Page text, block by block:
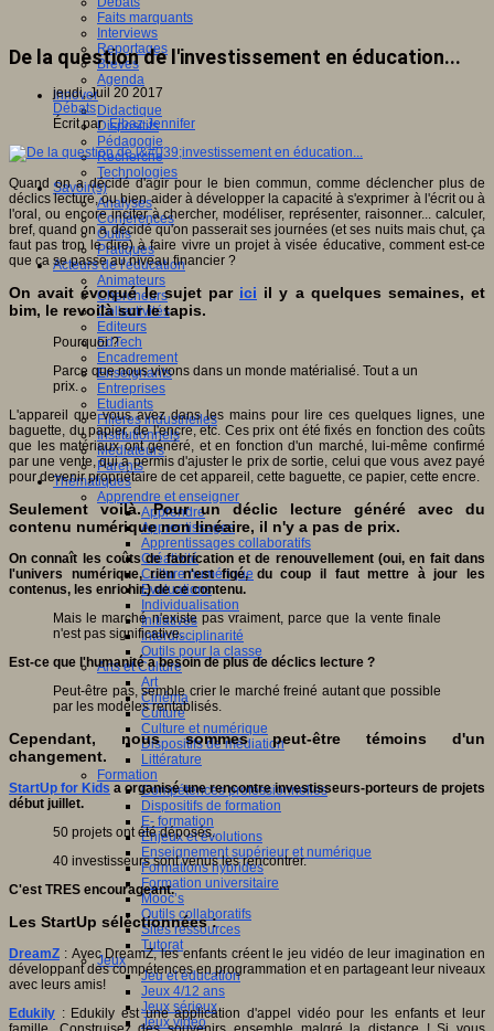
Faits marquants
Interviews
Reportages
Brèves
Agenda
Innover
Didactique
Dispositifs
Pédagogie
Recherche
Technologies
Savoir(s)
Analyses
Conférences
Outils
Pratiques
Acteurs de l'éducation
Animateurs
Chercheurs
Collectivités
Editeurs
EdTech
Encadrement
Enseignants
Entreprises
Etudiants
Filières industrielles
Institutionnels
Médiateurs
Parents
Thématiques
Apprendre et enseigner
Apprendre
Apprentissages
Apprentissages collaboratifs
Créativité
Culture numérique
Evaluations
Individualisation
Initiatives
Interdisciplinarité
Outils pour la classe
Arts et Culture
Art
Cinéma
Culture
Culture et numérique
Dispositifs de médiation
Littérature
Formation
Compétences professionnelles
Dispositifs de formation
E- formation
Enjeux et évolutions
Enseignement supérieur et numérique
Formations hybrides
Formation universitaire
Mooc’s
Outils collaboratifs
Sites ressources
Tutorat
Jeux
Jeu et éducation
Jeux 4/12 ans
Jeux sérieux
Jeux vidéo
De la question de l'investissement en éducation...
jeudi, Juil 20 2017
Débats
Écrit parElbaz Jennifer
Quand on a décidé d'agir pour le bien commun, comme déclencher plus de
déclics lecture, ou bien aider à développer la capacité à s'exprimer à l'écrit ou à
l'oral, ou encore inciter à chercher, modéliser, représenter, raisonner... calculer,
bref, quand on a décidé qu'on passerait ses journées (et ses nuits mais chut, ça
faut pas trop le dire) à faire vivre un projet à visée éducative, comment est-ce
que ça se passe au niveau financier ?
On avait évoqué le sujet par ici il y a quelques semaines, et
bim, le revoilà sur le tapis.
Pourquoi ?
Parce que nous vivons dans un monde matérialisé. Tout a un
prix.
L'appareil que vous avez dans les mains pour lire ces quelques lignes, une
baguette, du papier, de l'encre, etc. Ces prix ont été fixés en fonction des coûts
que les matériaux ont généré, et en fonction d'un marché, lui-même confirmé
par une vente, qui a permis d'ajuster le prix de sortie, celui que vous avez payé
pour devenir propriétaire de cet appareil, cette baguette, ce papier, cette encre.
Seulement voilà. Pour un déclic lecture généré avec du
contenu numérique non linéaire, il n'y a pas de prix.
On connaît les coûts de fabrication et de renouvellement (oui, en fait dans
l'univers numérique, rien n'est figé, du coup il faut mettre à jour les
contenus, les enrichir.) de ce contenu.
Mais le marché n'existe pas vraiment, parce que la vente finale
n'est pas significative.
Est-ce que l'humanité a besoin de plus de déclics lecture ?
Peut-être pas, semble crier le marché freiné autant que possible
par les modèles rentablisés.
Cependant, nous sommes peut-être témoins d'un
changement.
StartUp for Kids a organisé une rencontre investisseurs-porteurs de projets
début juillet.
50 projets ont été déposés.
40 investisseurs sont venus les rencontrer.
C'est TRES encourageant.
Les StartUp séléctionnées :
DreamZ : Avec DreamZ, les enfants créent le jeu vidéo de leur imagination en
développant des compétences en programmation et en partageant leur niveaux
avec leurs amis!
Edukily : Edukily est une application d'appel vidéo pour les enfants et leur